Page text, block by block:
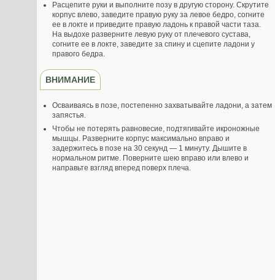
Расцепите руки и выполните позу в другую сторону. Скрутите
корпус влево, заведите правую руку за левое бедро, согните
ее в локте и приведите правую ладонь к правой части таза.
На выдохе разверните левую руку от плечевого сустава,
согните ее в локте, заведите за спину и сцепите ладони у
правого бедра.
ВНИМАНИЕ
Осваиваясь в позе, постепенно захватывайте ладони, а затем
запястья.
Чтобы не потерять равновесие, подтягивайте икроножные
мышцы. Разверните корпус максимально вправо и
задержитесь в позе на 30 секунд — 1 минуту. Дышите в
нормальном ритме. Поверните шею вправо или влево и
направьте взгляд вперед поверх плеча.